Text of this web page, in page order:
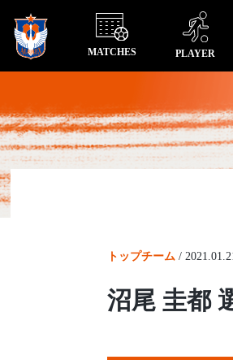
MATCHES PLAYER
トップチーム /
沼尾 圭都